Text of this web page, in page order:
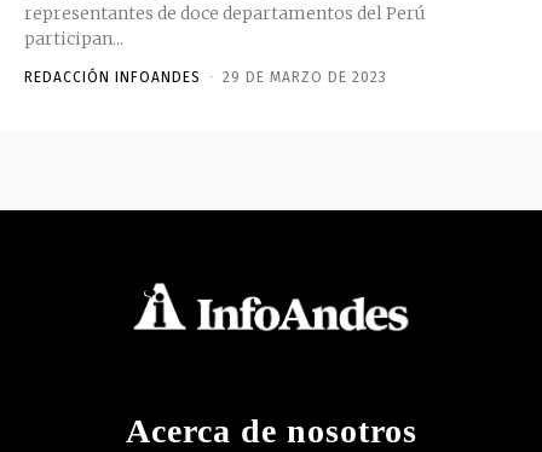
representantes de doce departamentos del Perú
participan...
REDACCIÓN INFOANDES - 29 DE MARZO DE 2023
Acerca de nosotros